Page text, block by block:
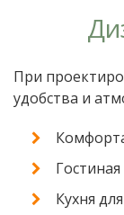
При
удобства и
Кухня